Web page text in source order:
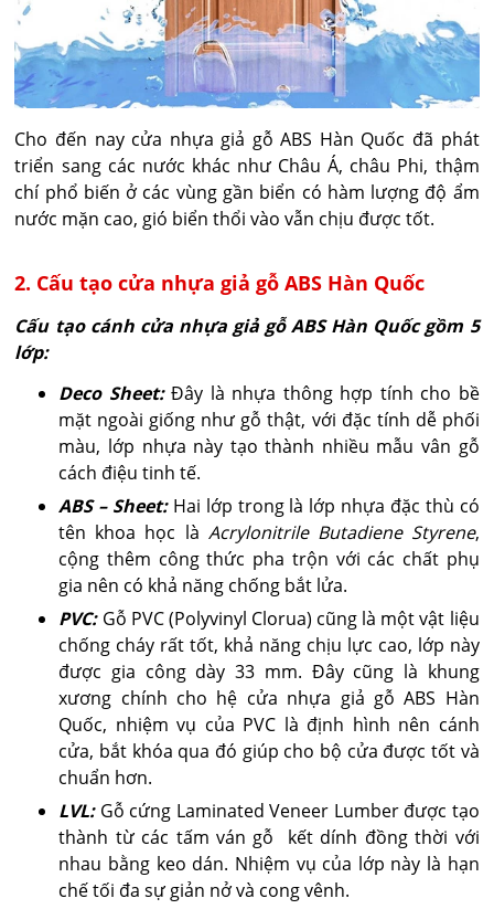
Cho đến nay cửa nhựa giả gỗ ABS Hàn Quốc đã phát
triển sang các nước khác như Châu Á, châu Phi, thậm
chí phổ biến ở các vùng gần biển có hàm lượng độ ẩm
nước mặn cao, gió biển thổi vào vẫn chịu được tốt.
2. Cấu tạo cửa nhựa giả gỗ ABS Hàn Quốc
Cấu tạo cánh cửa nhựa giả gỗ ABS Hàn Quốc gồm 5
lớp:
Deco Sheet:Đây là nhựa thông hợp tính cho bề
mặt ngoài giống như gỗ thật, với đặc tính dễ phối
màu, lớp nhựa này tạo thành nhiều mẫu vân gỗ
cách điệu tinh tế.
ABS – Sheet:Hai lớp trong là lớp nhựa đặc thù có
tên khoa học là Acrylonitrile Butadiene Styrene,
cộng thêm công thức pha trộn với các chất phụ
gia nên có khả năng chống bắt lửa.
PVC:Gỗ PVC (Polyvinyl Clorua) cũng là một vật liệu
chống cháy rất tốt, khả năng chịu lực cao, lớp này
được gia công dày 33 mm. Đây cũng là khung
xương chính cho hệ cửa nhựa giả gỗ ABS Hàn
Quốc, nhiệm vụ của PVC là định hình nên cánh
cửa, bắt khóa qua đó giúp cho bộ cửa được tốt và
chuẩn hơn.
LVL:Gỗ cứng Laminated Veneer Lumber được tạo
thành từ các tấm ván gỗ kết dính đồng thời với
nhau bằng keo dán. Nhiệm vụ của lớp này là hạn
chế tối đa sự giản nở và cong vênh.